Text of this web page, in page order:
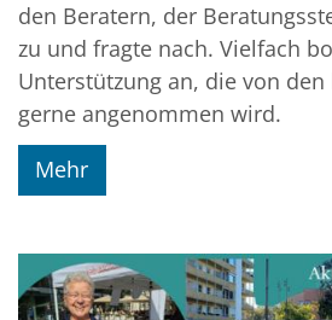
den Beratern, der
zu und fragte nach. Vielfach
Unterstützung an, die von
gerne angenommen wird.
Mehr